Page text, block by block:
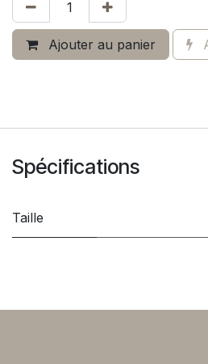
Ajouter au panier
Spécifications
Taille